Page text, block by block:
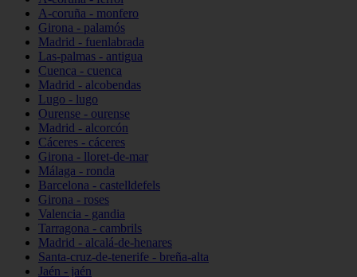
A-coruña - monfero
Girona - palamós
Madrid - fuenlabrada
Las-palmas - antigua
Cuenca - cuenca
Madrid - alcobendas
Lugo - lugo
Ourense - ourense
Madrid - alcorcón
Cáceres - cáceres
Girona - lloret-de-mar
Málaga - ronda
Barcelona - castelldefels
Girona - roses
Valencia - gandia
Tarragona - cambrils
Madrid - alcalá-de-henares
Santa-cruz-de-tenerife - breña-alta
Jaén - jaén